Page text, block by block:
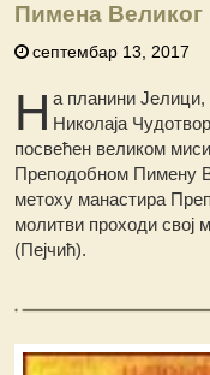
Пимена Великог
септембар 13, 2017
Н а планини
Николаја
посвећен великом
Преподобном Пимену
метоху манастира
молитви проходи
(Пејчић).